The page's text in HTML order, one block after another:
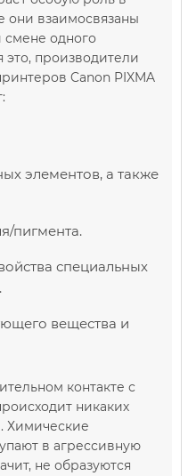
они взаимосвязаны
одного
это, производители
Canon PIXMA
элементов, а также
пигмента.
специальных
вещества и
контакте с
никаких
Химические
в агрессивную
не образуются